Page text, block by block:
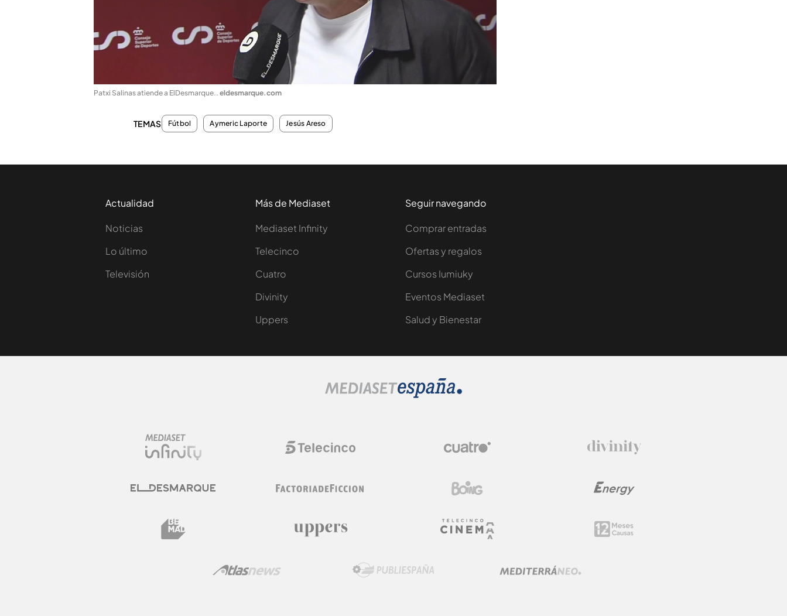
Patxi Salinas atiende a ElDesmarque.. eldesmarque.com
TEMAS Fútbol Aymeric Laporte Jesús Areso
Actualidad
Noticias
Lo último
Televisión
Más de Mediaset
Mediaset Infinity
Telecinco
Cuatro
Divinity
Uppers
Seguir navegando
Comprar entradas
Ofertas y regalos
Cursos Iumiuky
Eventos Mediaset
Salud y Bienestar